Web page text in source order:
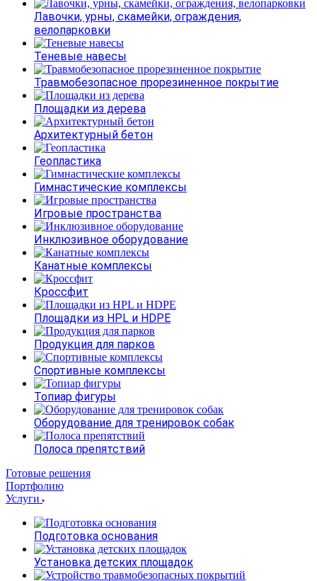
Лавочки, урны, скамейки, ограждения,
велопарковки
Теневые навесы
Травмобезопасное прорезиненное покрытие
Площадки из дерева
Архитектурный бетон
Геопластика
Гимнастические комплексы
Игровые пространства
Инклюзивное оборудование
Канатные комплексы
Кроссфит
Площадки из HPL и HDPE
Продукция для парков
Спортивные комплексы
Топиар фигуры
Оборудование для тренировок собак
Полоса препятствий
Готовые решения
Портфолию
Услуги
Подготовка основания
Установка детских площадок